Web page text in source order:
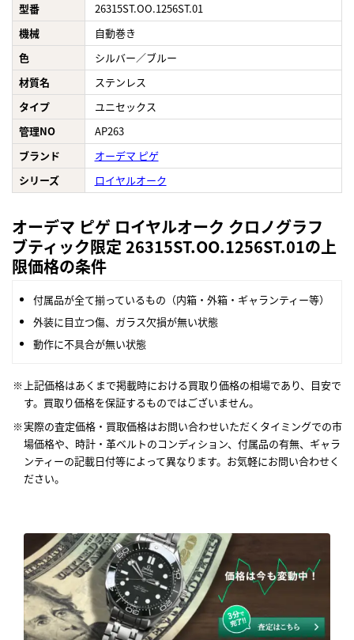
型番
26315ST.OO.1256ST.01
機械
自動巻き
色
シルバー／ブルー
材質名
ステンレス
タイプ
ユニセックス
管理NO
AP263
ブランド
オーデマ ピゲ
シリーズ
ロイヤルオーク
オーデマ ピゲ ロイヤルオーク クロノグラフ
ブティック限定 26315ST.OO.1256ST.01の上
限価格の条件
付属品が全て揃っているもの（内箱・外箱・ギャランティー等）
外装に目立つ傷、ガラス欠損が無い状態
動作に不具合が無い状態
上記価格はあくまで掲載時における買取り価格の相場であり、目安で
す。買取り価格を保証するものではございません。
実際の査定価格・買取価格はお問い合わせいただくタイミングでの市
場価格や、時計・革ベルトのコンディション、付属品の有無、ギャラ
ンティーの記載日付等によって異なります。お気軽にお問い合わせく
ださい。